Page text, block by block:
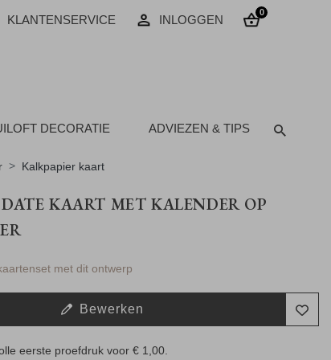
KLANTENSERVICE INLOGGEN
0
DECORATIE ADVIEZEN & TIPS
Kalkpapier kaart
KAART MET KALENDER OP
met dit ontwerp
Bewerken
eerste proefdruk voor € 1,00.